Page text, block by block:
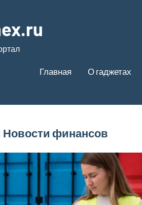
Главная О гаджетах
Новости финансов